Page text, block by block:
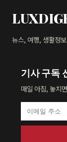
뉴스, 여행, 생활정
기사 구독
매일 아침, 놓치